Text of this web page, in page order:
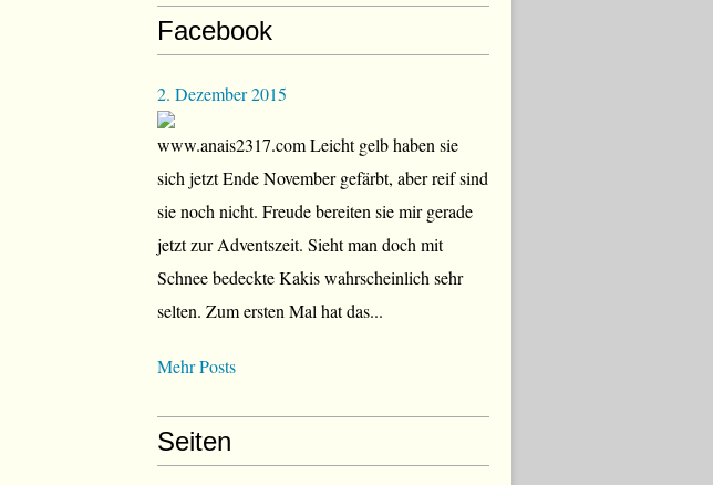
Facebook
2. Dezember 2015
www.anais2317.com Leicht gelb haben sie
sich jetzt Ende November gefärbt, aber reif sind
sie noch nicht. Freude bereiten sie mir gerade
jetzt zur Adventszeit. Sieht man doch mit
Schnee bedeckte Kakis wahrscheinlich sehr
selten. Zum ersten Mal hat das...
Mehr Posts
Seiten